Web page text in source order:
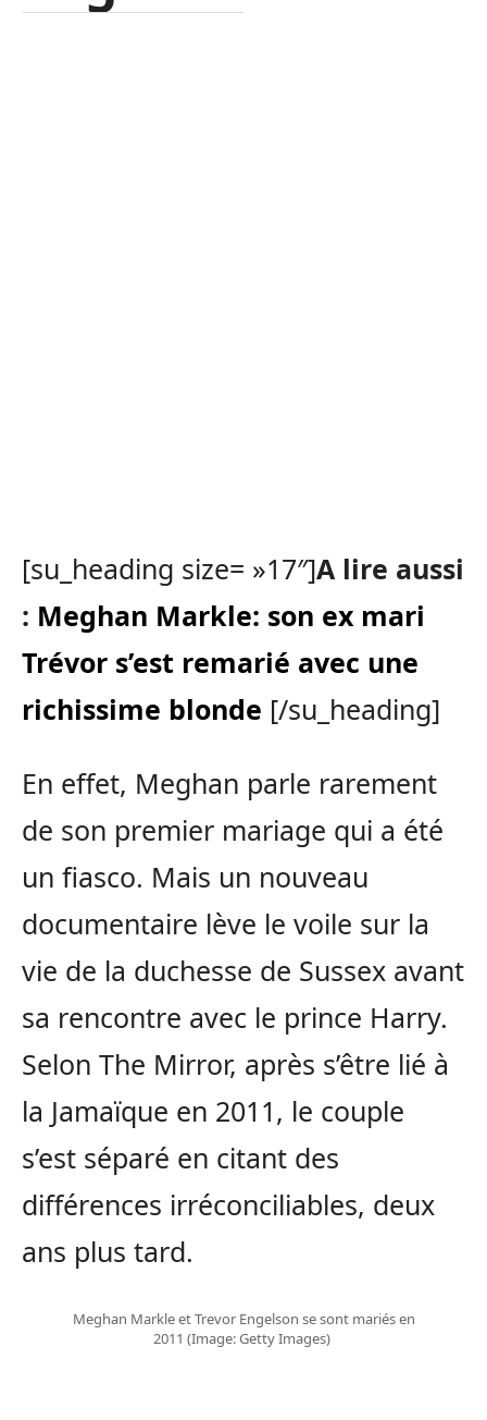
[su_heading size= »17″]A lire aussi
: Meghan Markle: son ex mari
Trévor s’est remarié avec une
richissime blonde [/su_heading]
En effet, Meghan parle rarement
de son premier mariage qui a été
un fiasco. Mais un nouveau
documentaire lève le voile sur la
vie de la duchesse de Sussex avant
sa rencontre avec le prince Harry.
Selon The Mirror, après s’être lié à
la Jamaïque en 2011, le couple
s’est séparé en citant des
différences irréconciliables, deux
ans plus tard.
Meghan Markle et Trevor Engelson se sont mariés en
2011 (Image: Getty Images)